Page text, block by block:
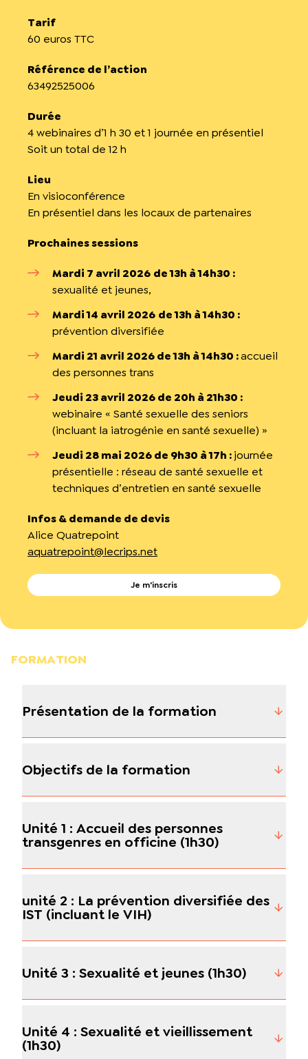
Tarif
60 euros TTC
Référence de l’action
63492525006
Durée
4 webinaires d’1 h 30 et 1 journée en présentiel
Soit un total de 12 h
Lieu
En visioconférence
En présentiel dans les locaux de partenaires
Prochaines sessions
Mardi 7 avril 2026 de 13h à 14h30 :
sexualité et jeunes,
Mardi 14 avril 2026 de 13h à 14h30 :
prévention diversifiée
Mardi 21 avril 2026 de 13h à 14h30 :accueil
des personnes trans
Jeudi 23 avril 2026 de 20h à 21h30 :
webinaire « Santé sexuelle des seniors
(incluant la iatrogénie en santé sexuelle) »
Jeudi 28 mai 2026 de 9h30 à 17h :journée
présentielle : réseau de santé sexuelle et
techniques d’entretien en santé sexuelle
Infos & demande de devis
Alice Quatrepoint
aquatrepoint@lecrips.net
Je m'inscris
FORMATION
Présentation de la formation
Objectifs de la formation
Unité 1 : Accueil des personnes
transgenres en officine (1h30)
unité 2 : La prévention diversifiée des
IST (incluant le VIH)
Unité 3 : Sexualité et jeunes (1h30)
Unité 4 : Sexualité et vieillissement
(1h30)